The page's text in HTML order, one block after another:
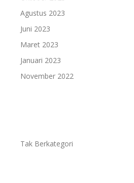
Agustus 2023
Juni 2023
Maret 2023
Januari 2023
November 2022
Tak Berkategori